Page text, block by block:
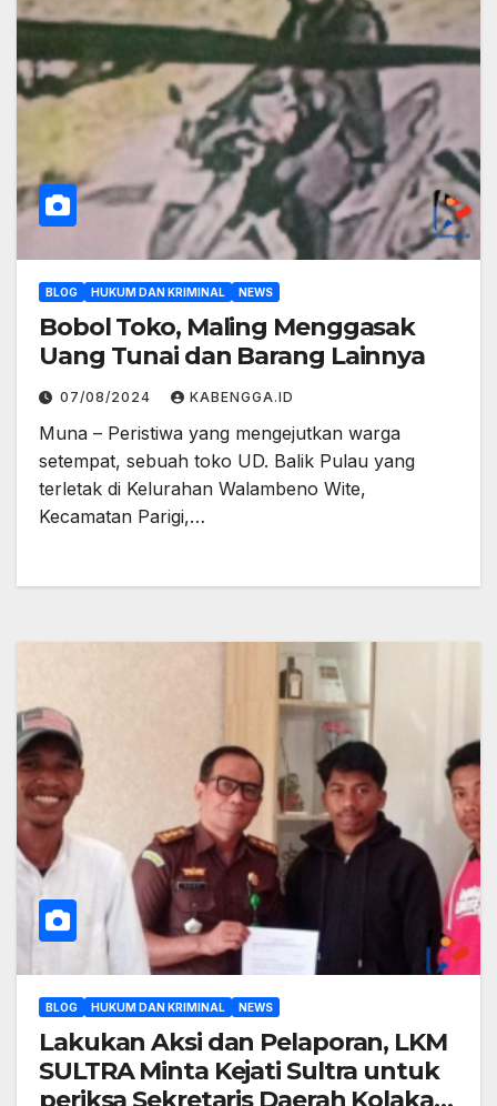
BLOG HUKUM DAN KRIMINAL NEWS
Bobol Toko, Maling Menggasak
Uang Tunai dan Barang Lainnya
07/08/2024 KABENGGA.ID
Muna – Peristiwa yang mengejutkan warga
setempat, sebuah toko UD. Balik Pulau yang
terletak di Kelurahan Walambeno Wite,
Kecamatan Parigi,…
BLOG HUKUM DAN KRIMINAL NEWS
Lakukan Aksi dan Pelaporan, LKM
SULTRA Minta Kejati Sultra untuk
periksa Sekretaris Daerah Kolaka